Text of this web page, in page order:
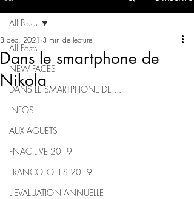
All Posts
NEW FACES
DANS LE SMARTPHONE DE ...
INFOS
AUX AGUETS
FNAC LIVE 2019
FRANCOFOLIES 2019
L'EVALUATION ANNUELLE
All Posts
Dans le smartphone de
Nikola
3 déc. 2021 3 min de lecture